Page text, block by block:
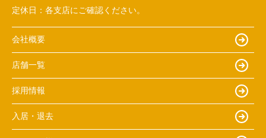
定休日： 各支店にご確認ください。
会社概要
店舗一覧
採用情報
入居・退去